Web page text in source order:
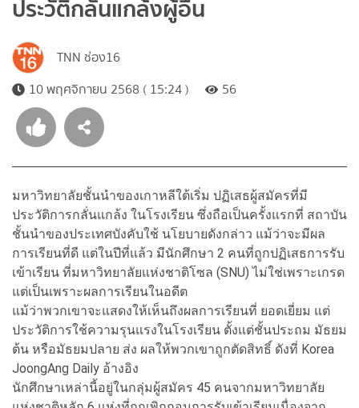
ประวัติกลั่นแกล้งผู้อื่น
TNN ช่อง16
10 พฤศจิกายน 2568 ( 15:24 )
56
มหาวิทยาลัยชั้นนำของเกาหลีใต้เริ่ม ปฏิเสธผู้สมัครที่มี
ประวัติการกลั่นแกล้ง ในโรงเรียน ซึ่งถือเป็นครั้งแรกที่ สถาบัน
ชั้นนำของประเทศบังคับใช้ นโยบายดังกล่าว แม้ว่าจะมีผล
การเรียนที่ดี แต่ในปีที่แล้ว มีนักศึกษา 2 คนที่ถูกปฏิเสธการรับ
เข้าเรียน ที่มหาวิทยาลัยแห่งชาติโซล (SNU) ไม่ใช่เพราะเกรด
แต่เป็นเพราะผลการเรียนในอดีต
แม้ว่าพวกเขาจะแสดงให้เห็นถึงผลการเรียนที่ ยอดเยี่ยม แต่
ประวัติการใช้ความรุนแรงในโรงเรียน ตั้งแต่ชั้นประถม มัธยม
ต้น หรือมัธยมปลาย ส่ง ผลให้พวกเขาถูกตัดสิทธิ์ ดังที่ Korea
JoongAng Daily อ้างอิง
นักศึกษาเหล่านี้อยู่ในกลุ่มผู้สมัคร 45 คนจากมหาวิทยาลัย